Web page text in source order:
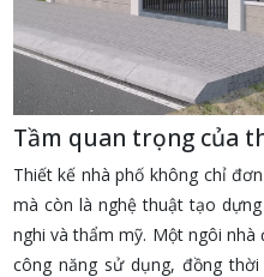
Tầm quan trọng của
Thiết kế nhà phố không chỉ
mà còn là nghệ thuật tạo
nghi và thẩm mỹ. Một ngôi
công năng sử dụng, đồng